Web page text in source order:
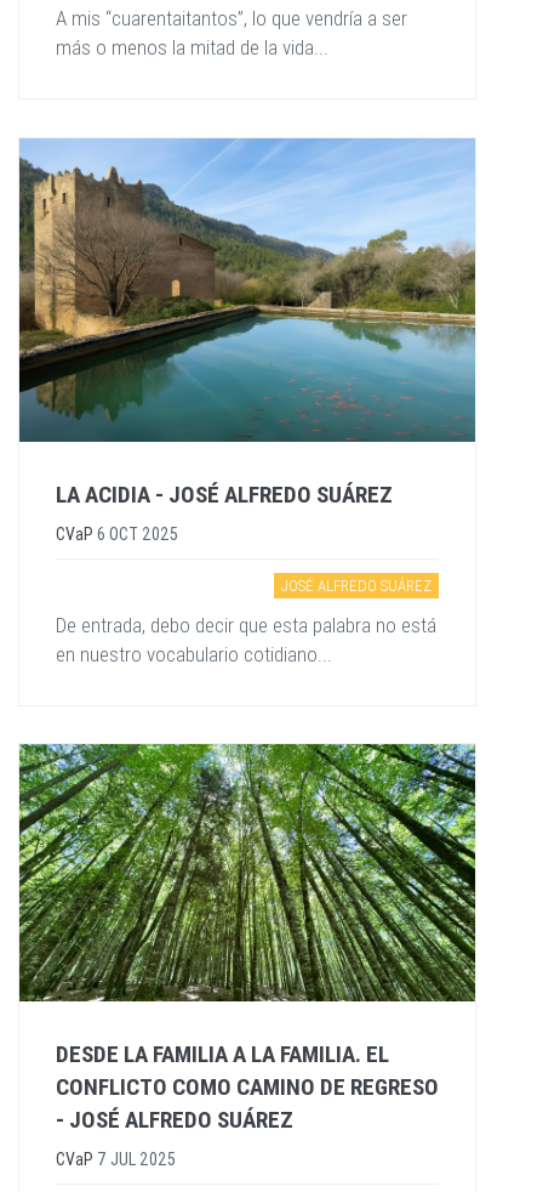
A mis “cuarentaitantos”, lo que vendría a ser
más o menos la mitad de la vida...
LA ACIDIA - JOSÉ ALFREDO SUÁREZ
CVaP 6 OCT 2025
JOSÉ ALFREDO SUÁREZ
De entrada, debo decir que esta palabra no está
en nuestro vocabulario cotidiano...
DESDE LA FAMILIA A LA FAMILIA. EL
CONFLICTO COMO CAMINO DE REGRESO
- JOSÉ ALFREDO SUÁREZ
CVaP 7 JUL 2025